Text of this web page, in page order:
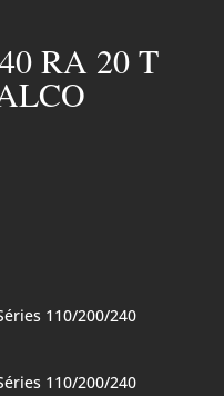
RA 20 T
110/200/240
110/200/240